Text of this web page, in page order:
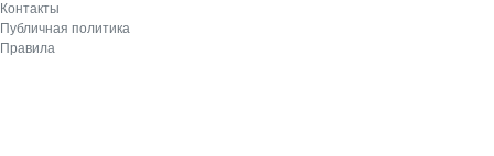
Контакты
Публичная политика
Правила